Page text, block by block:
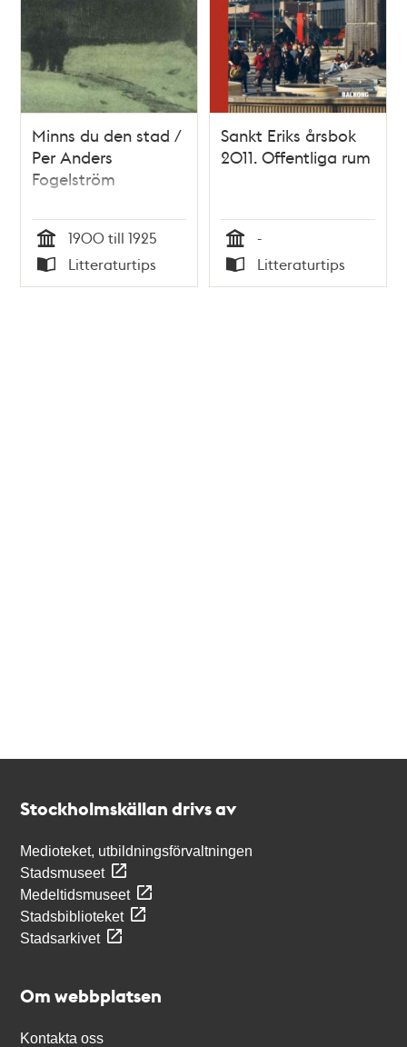
Minns du den stad /
Per Anders
Fogelström
Tid
1900 till 1925
Typ
Litteraturtips
Sankt Eriks årsbok
2011. Offentliga rum
Tid
-
Typ
Litteraturtips
Stockholmskällan drivs av
Medioteket, utbildningsförvaltningen
Stadsmuseet
Medeltidsmuseet
Stadsbiblioteket
Stadsarkivet
Om webbplatsen
Kontakta oss